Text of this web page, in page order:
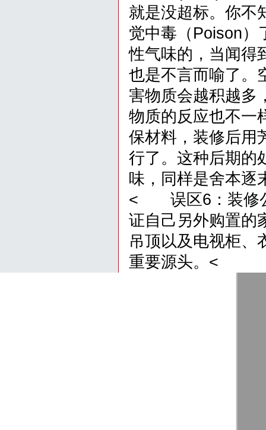
就是没超标。你不
觉中毒（Poison）
性气味的，当闻得
也是不言而喻了。
害物质会越积越多
物质的反应也不
保材料，装修后用
行了。这种后期的
味，同样是舍本逐
< 误区6：装修公
证自己另外购置的
吊顶以及电视柜、
重要源头。<